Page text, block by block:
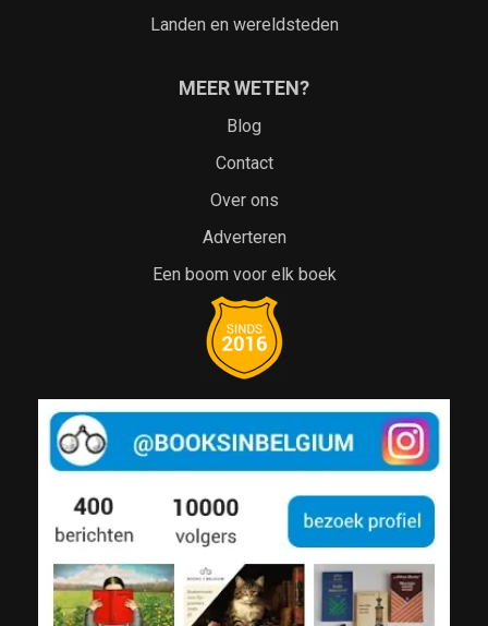
Landen en wereldsteden
MEER WETEN?
Blog
Contact
Over ons
Adverteren
Een boom voor elk boek